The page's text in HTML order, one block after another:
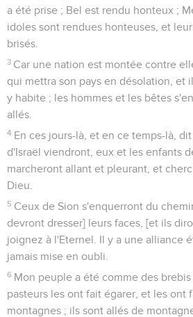
a été prise ; Bel est rendu honteux ;
idoles sont rendues honteuses, et
brisés.
3 Car une nation est montée contre
qui mettra son pays en désolation, et
y habite ; les hommes et les bêtes
allés.
4 En ces jours-là, et en ce temps-là,
d'Israël viendront, eux et les enfants
marcheront allant et pleurant, et
Dieu.
5 Ceux de Sion s'enquerront du
devront dresser] leurs faces, [et ils
joignez à l'Eternel. Il y a une alliance
jamais mise en oubli.
6 Mon peuple a été comme des
pasteurs les ont fait égarer, et les ont
montagnes ; ils sont allés de